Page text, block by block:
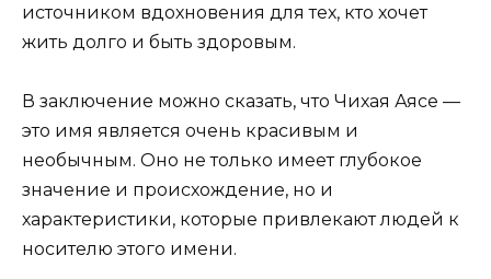
источником вдохновения для тех, кто хочет
жить долго и быть здоровым.
В заключение можно сказать, что Чихая Аясе —
это имя является очень красивым и
необычным. Оно не только имеет глубокое
значение и происхождение, но и
характеристики, которые привлекают людей к
носителю этого имени.